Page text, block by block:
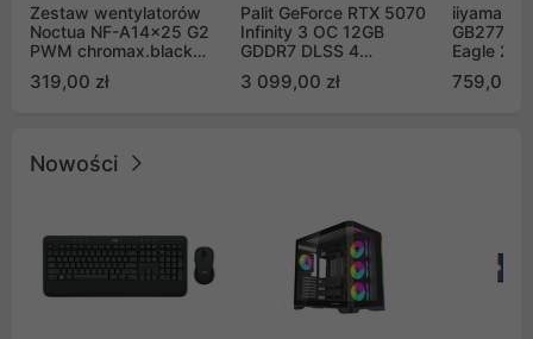
Zestaw wentylatorów
Noctua NF-A14x25 G2
PWM chromax.black
Push Pull (2szt)
319,00 zł
Palit GeForce RTX 5070
Infinity 3 OC 12GB
GDDR7 DLSS 4
GB2050S)
3 099,00 zł
iiyama G-
Eagle 27"
759,00 zł
Nowości